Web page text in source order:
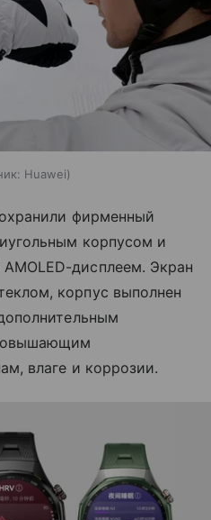
Huawei
фирменный
корпусом и
дисплеем. Экран
корпус выполнен
влаге и коррозии.